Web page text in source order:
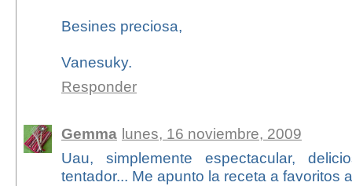
Besines preciosa,
Vanesuky.
Responder
Gemma lunes, 16 noviembre, 2009
Uau, simplemente espectacular,
tentador... Me apunto la receta a favoritos